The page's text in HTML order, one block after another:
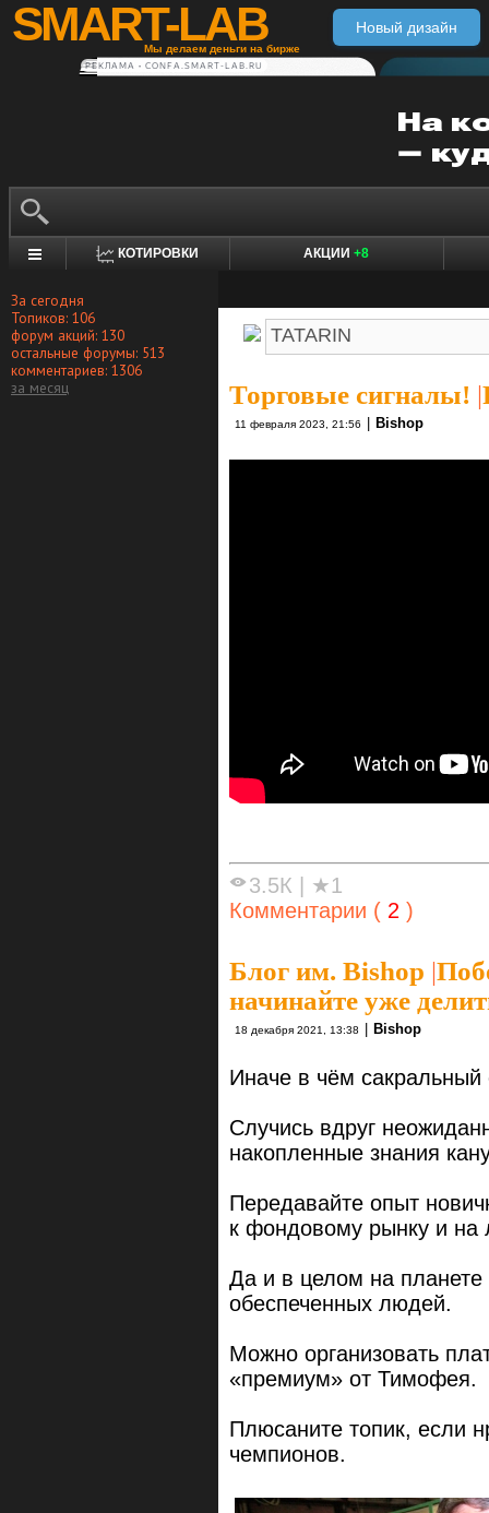
SMART-LAB
Мы делаем деньги на бирже
Новый дизайн
РЕКЛАМА • CONFA.SMART-LAB.RU
КОТИРОВКИ АКЦИИ +8
За сегодня
Топиков: 106
форум акций: 130
остальные форумы: 513
комментариев: 1306
за месяц
Торговые сигналы! |
11 февраля 2023, 21:56 Bishop
3.5К | ★1
Комментарии ( 2 )
Блог им. Bishop |
начинайте уже
18 декабря 2021, 13:38 | Bishop
Иначе в чём
Случись вдруг
накопленные знания
Передавайте опыт
к фондовому рынку и на
Да и в целом на планете
обеспеченных людей.
Можно организовать
«премиум» от Тимофея.
Плюсаните топик, если
чемпионов.